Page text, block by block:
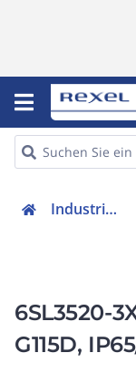
Industriekomponenten
6SL3520-
G115D,